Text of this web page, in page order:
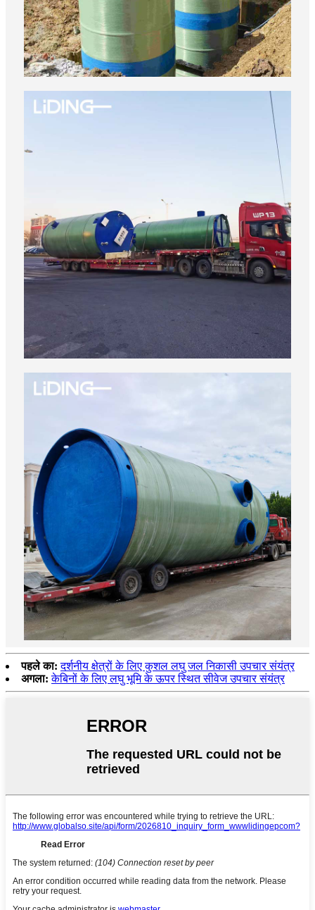
पहले का: दर्शनीय क्षेत्रों के लिए कुशल लघु जल निकासी उपचार संयंत्र
अगला: केबिनों के लिए लघु भूमि के ऊपर स्थित सीवेज उपचार संयंत्र